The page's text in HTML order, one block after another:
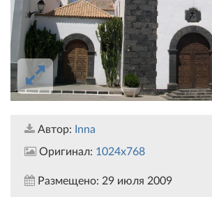
Автор: Inna
Оригинал: 1024x768
Размещено: 29 июля 2009